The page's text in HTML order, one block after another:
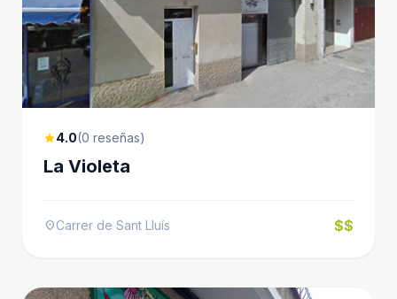
star4.0(0 reseñas)
La Violeta
location_onCarrer de Sant Lluís $$